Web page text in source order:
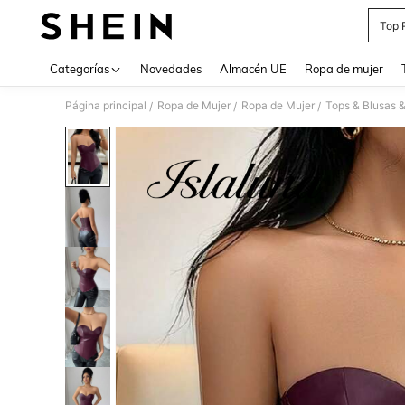
Top
Categorías Novedades Almacén UE Ropa de mujer
Página principal / Ropa de Mujer / Ropa de Mujer / Tops & Blusas